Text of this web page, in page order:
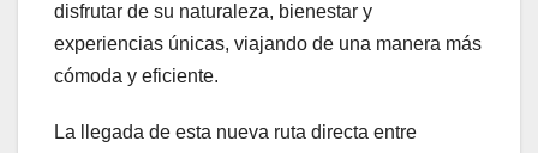
disfrutar de su naturaleza, bienestar y
experiencias únicas, viajando de una manera más
cómoda y eficiente.
La llegada de esta nueva ruta directa entre